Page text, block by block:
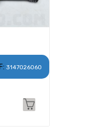
3147026060